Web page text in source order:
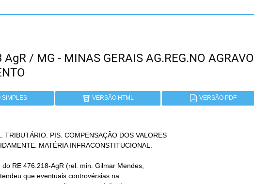
/ MG - MINAS GERAIS AG.REG.NO AGRAVO
SIMPLES VERSÃO HTML VERSÃO PDF
TRIBUTÁRIO. PIS. COMPENSAÇÃO DOS VALORES